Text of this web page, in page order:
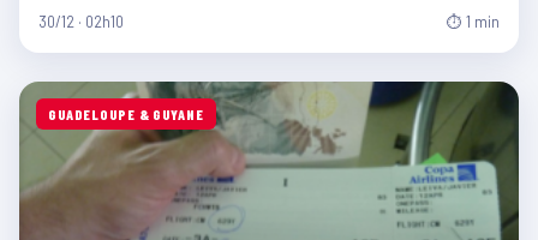
30/12 · 02h10 ⏱ 1 min
GUADELOUPE & GUYANE